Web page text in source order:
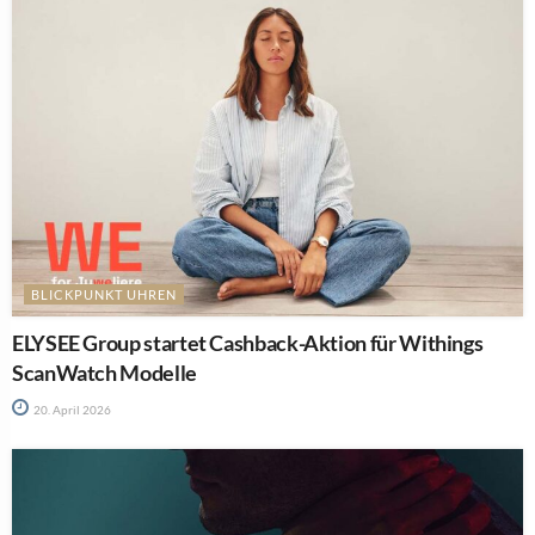
BLICKPUNKT UHREN
ELYSEE Group startet Cashback-Aktion für Withings
ScanWatch Modelle
20. April 2026